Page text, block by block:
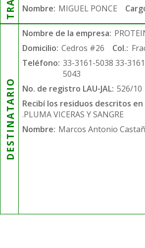
Nombre: MIGUEL PONCE
DESTINATARIO
Nombre de la empresa:
Domicilio: Cedros #26 Col.:
Teléfono: 33-3161-5038 33-
5043
No. de registro LAU-JAL: 526/10
Recibí los residuos descritos
.PLUMA VICERAS Y SANGRE
Nombre: Marcos Antonio